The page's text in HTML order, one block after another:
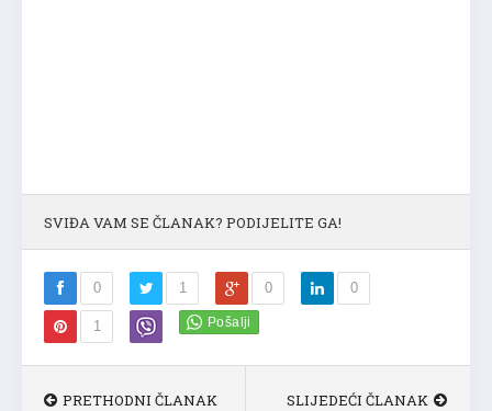
SVIĐA VAM SE ČLANAK? PODIJELITE GA!
0 1 0 0
1
PRETHODNI ČLANAK SLIJEDEĆI ČLANAK